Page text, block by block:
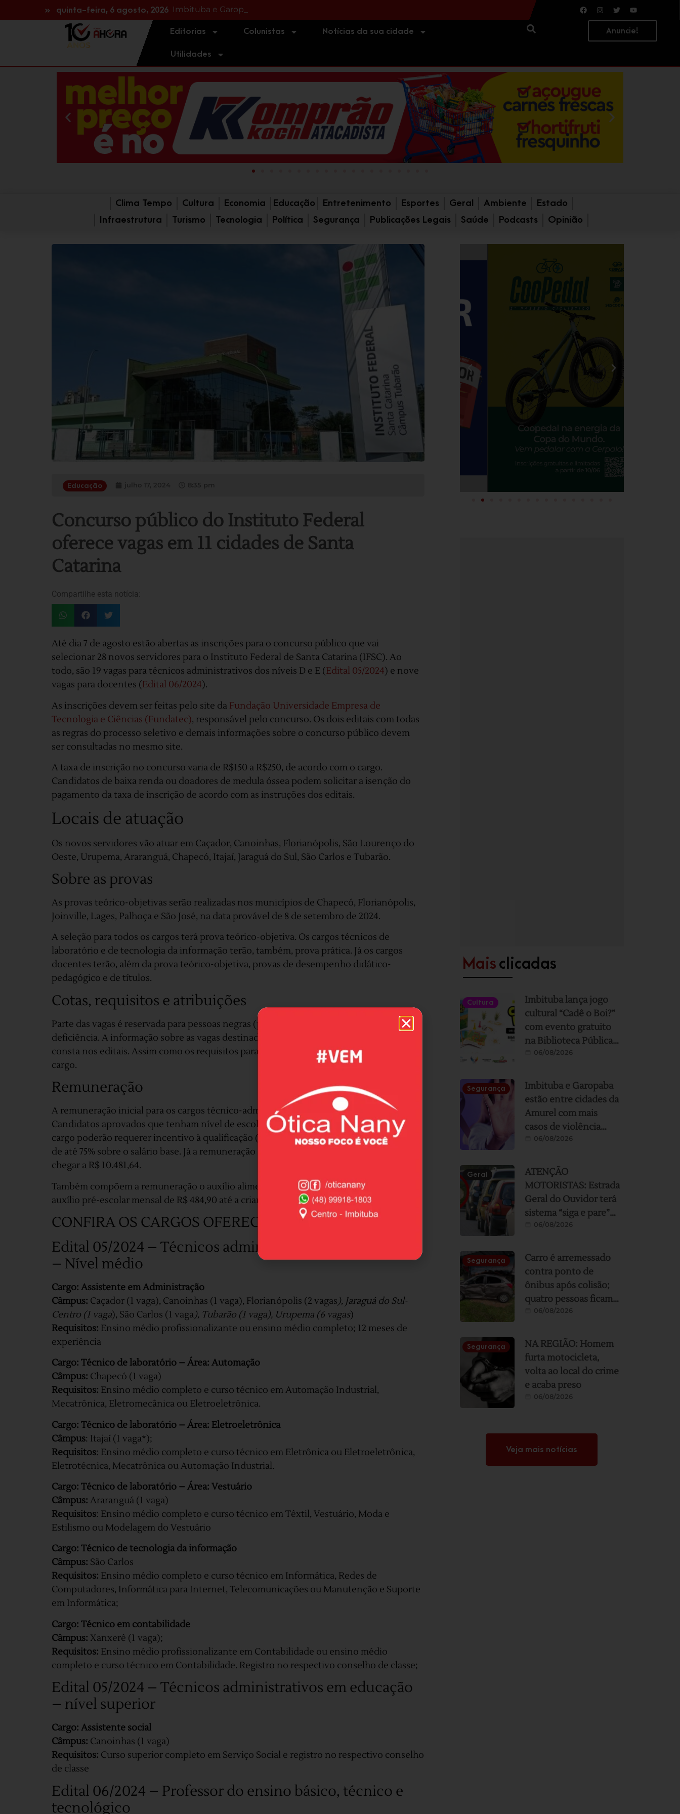
quinta-feira, 6 agosto, 2026 Imbituba e Garopaba estão entre cidades da A
Editorias Colunistas Notícias da sua cidade
Utilidades
Anuncie!
Clima Tempo Cultura Economia Educação Entretenimento Esportes Geral Ambiente
Estado
Infraestrutura
Turismo Tecnologia Política Segurança Publicações Legais Saúde Podcasts Opinião
Educação
Concurso público do Instituto Federal
oferece vagas em 11 cidades de Santa
Catarina
Compartilhe esta notícia:
Até dia 7 de agosto estão abertas as inscrições para o concurso público que vai
selecionar 28 novos servidores para o Instituto Federal de Santa Catarina (IFSC). Ao
todo, são 19 vagas para técnicos administrativos dos níveis D e E (Edital 05/2024) e nove
vagas para docentes (Edital 06/2024).
As inscrições devem ser feitas pelo site da Fundação Universidade Empresa de
Tecnologia e Ciências (Fundatec), responsável pelo concurso. Os dois editais com todas
as regras do processo seletivo e demais informações sobre o concurso público devem
ser consultadas no mesmo site.
A taxa de inscrição no concurso varia de R$150 a R$250, de acordo com o cargo.
Candidatos de baixa renda ou doadores de medula óssea podem solicitar a isenção do
pagamento da taxa de inscrição de acordo com as instruções dos editais.
Locais de atuação
Os novos servidores vão atuar em Caçador, Canoinhas, Florianópolis, São Lourenço do
Oeste, Urupema, Araranguá, Chapecó, Itajaí, Jaraguá do Sul, São Carlos e Tubarão.
Sobre as provas
As provas teórico-objetivas serão realizadas nos municípios de Chapecó, Florianópolis,
Joinville, Lages, Palhoça e São José, na data provável de 8 de setembro de 2024.
A seleção para todos os cargos terá prova teórico-objetiva. Os cargos técnicos de
laboratório e de tecnologia da informação terão, também, prova prática. Já os cargos
docentes terão, além da prova teórico-objetiva, provas de desempenho didático-
pedagógico e de títulos.
Cotas, requisitos e atribuições
Parte das vagas é reservada para pessoas negras (pretas e pardas) e para pessoas com
deficiência. A informação sobre as vagas destinadas às cotas ou à ampla concorrência
consta nos editais. Assim como os requisitos para inscrição e as atribuições de cada
cargo.
Remuneração
A remuneração inicial para os cargos técnico-administrativos pode chegar a R$ 4.556,92.
Candidatos aprovados que tenham nível de escolaridade superior ao exigido para o
cargo poderão requerer incentivo à qualificação (IQ), que pode representar acréscimo
de até 75% sobre o salário base. Já a remuneração inicial para o cargo de docente pode
chegar a R$ 10.481,64.
Também compõem a remuneração o auxílio alimentação de R$ 1 mil e, quando é o caso,
auxílio pré-escolar mensal de R$ 484,90 até a criança completar 6 anos.
CONFIRA OS CARGOS OFERECIDOS
Edital 05/2024 – Técnicos administrativos em educação
– Nível médio
Cargo: Assistente em Administração
Câmpus: Caçador (1 vaga), Canoinhas (1 vaga), Florianópolis (2 vagas), Jaraguá do Sul-
Centro (1 vaga), São Carlos (1 vaga), Tubarão (1 vaga), Urupema (6 vagas)
Requisitos: Ensino médio profissionalizante ou ensino médio completo; 12 meses de
experiência
Cargo: Técnico de laboratório – Área: Automação
Câmpus: Chapecó (1 vaga)
Requisitos: Ensino médio completo e curso técnico em Automação Industrial,
Mecatrônica, Eletromecânica ou Eletroeletrônica.
Cargo: Técnico de laboratório – Área: Eletroeletrônica
Câmpus: Itajaí (1 vaga*);
Requisitos: Ensino médio completo e curso técnico em Eletrônica ou Eletroeletrônica,
Eletrotécnica, Mecatrônica ou Automação Industrial.
Cargo: Técnico de laboratório – Área: Vestuário
Câmpus: Araranguá (1 vaga)
Requisitos: Ensino médio completo e curso técnico em Têxtil, Vestuário, Moda e
Estilismo ou Modelagem do Vestuário
Cargo: Técnico de tecnologia da informação
Câmpus: São Carlos
Requisitos: Ensino médio completo e curso técnico em Informática, Redes de
Computadores, Informática para Internet, Telecomunicações ou Manutenção e Suporte
em Informática;
Cargo: Técnico em contabilidade
Câmpus: Xanxerê (1 vaga);
Requisitos: Ensino médio profissionalizante em Contabilidade ou ensino médio
completo e curso técnico em Contabilidade. Registro no respectivo conselho de classe;
Edital 05/2024 – Técnicos administrativos em educação
– nível superior
Cargo: Assistente social
Câmpus: Canoinhas (1 vaga)
Requisitos: Curso superior completo em Serviço Social e registro no respectivo conselho
de classe
Edital 06/2024 – Professor do ensino básico, técnico e
tecnológico
Mais clicadas
Cultura
Imbituba lança jogo
cultural “Cadê o Boi?”
com evento gratuito
na Biblioteca Pública
nesta sexta-feira
06/08/2026
Segurança
Imbituba e Garopaba
estão entre cidades da
Amurel com mais
casos de violência
contra a mulher; veja
06/08/2026
Geral
ATENÇÃO
MOTORISTAS: Estrada
Geral do Ouvidor terá
sistema “siga e pare”
durante obras de
sexta e sábado
06/08/2026
Segurança
Carro é arremessado
contra ponto de
ônibus após colisão;
quatro pessoas ficam
feridas
06/08/2026
Segurança
NA REGIÃO: Homem
furta motocicleta,
volta ao local do crime
e acaba preso
06/08/2026
Veja mais notícias